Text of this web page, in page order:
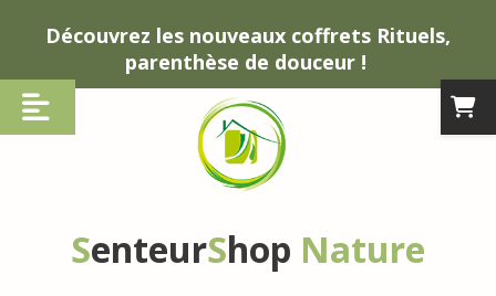
Découvrez les nouveaux coffrets Rituels,
parenthèse de douceur !
SenteurShop Nature